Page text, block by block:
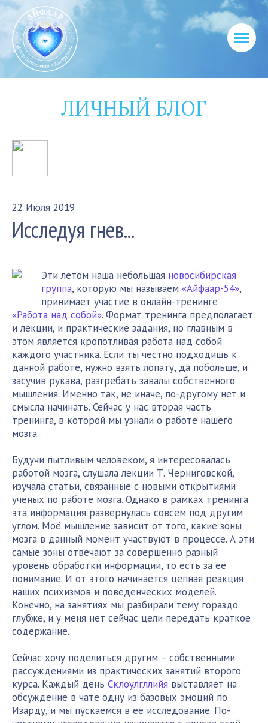
ЛИЧНЫЙ БЛОГ
22 Июля 2019
Исследуя гнев...
Эти летом наша небольшая новосибирская
группа, которую мы называем «Айфаар-54»,
принимает участие в онлайн-тренинге
«Работа над собой». Формат тренинга предполагает
и лекции, и практические задания, но главным в
этом является кропотливая работа над собой
каждого участника. Если ты честно подходишь к
данной работе, нужно взять лопату, да побольше, и
засучив рукава, разгребать завалы собственного
мышления. Именно так, не иначе, по-другому нет и
смысла начинать. Сейчас у нас вторая часть
тренинга, в которой мы узнали о работе нашего
мозга.
Будучи пытливым человеком, я интересовалась
работой мозга, слушала лекции Т. Черниговской,
изучала статьи, связанные с новыми открытиями
учёных по работе мозга. Однако в рамках тренинга
эта информация развернулась совсем под другим
углом. Моё мышление зависит от того, какие зоны
мозга в данный момент участвуют в процессе. А эти
самые зоны отвечают за совершенно разный
уровень обработки информации, то есть за её
понимание. И от этого начинается цепная реакция
наших психизмов и поведенческих моделей.
Конечно, на занятиях мы разбирали тему гораздо
глубже, и у меня нет сейчас цели передать краткое
содержание.
Сейчас хочу поделиться другим – собственными
рассуждениями из практических занятий второго
курса. Каждый день Склоулгллийя выставляет на
обсуждение в чате одну из базовых эмоций по
Изарду, и мы пускаемся в её исследование. По-